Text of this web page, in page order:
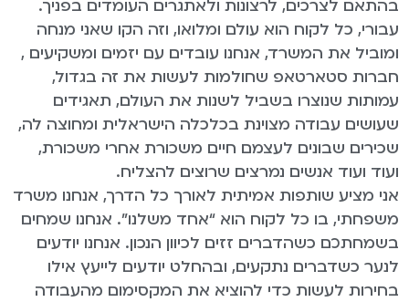
בהתאם לצרכים, לרצונות ולאתגרים העומדים בפניך.
עבורי, כל לקוח הוא עולם ומלואו, וזה הקו שאני מנחה
ומוביל את המשרד, אנחנו עובדים עם יזמים ומשקיעים ,
חברות סטארטאפ שחולמות לעשות את זה בגדול,
עמותות שנוצרו בשביל לשנות את העולם, תאגידים
שעושים עבודה מצוינת בכלכלה הישראלית ומחוצה לה,
שכירים שבונים לעצמם חיים משכורת אחרי משכורת,
ועוד ועוד אנשים נמרצים שרוצים להצליח.
אני מציע שותפות אמיתית לאורך כל הדרך, אנחנו משרד
משפחתי, בו כל לקוח הוא “אחד משלנו”. אנחנו שמחים
בשמחתכם כשהדברים זזים לכיוון הנכון. אנחנו יודעים
לנער כשדברים נתקעים, ובהחלט יודעים לייעץ אילו
בחירות לעשות כדי להוציא את המקסימום מהעבודה